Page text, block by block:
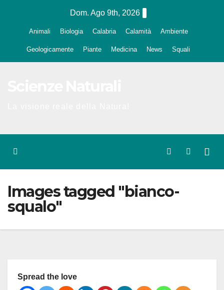
Dom. Ago 9th, 2026
Animali Biologia Calabria Calamità Ambiente
Geologicamente Piante Medicina News Squali
Images tagged "bianco-
squalo"
Spread the love